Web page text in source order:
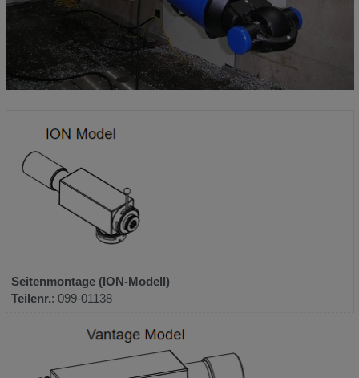
Seitenmontage (ION-Modell)
Teilenr.: 099-01138